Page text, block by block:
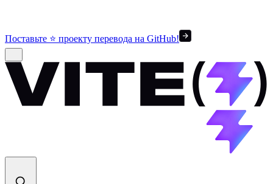
Поставьте ⭐ проекту перевода на GitHub!